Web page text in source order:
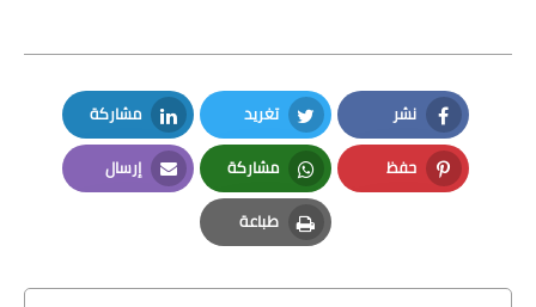
نشر
Facebook
تغريد
Twitter
مشاركة
LinkedIn
حفظ
Pinterest
مشاركة
Whatsapp
إرسال
Email
طباعة
Print